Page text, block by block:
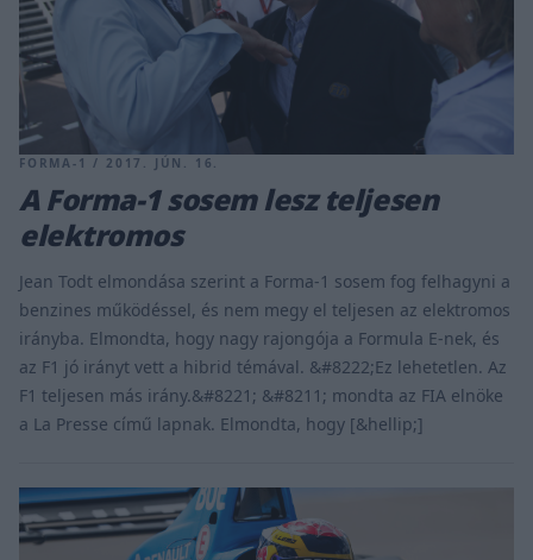
FORMA-1 / 2017. JÚN. 16.
A Forma-1 sosem lesz teljesen
elektromos
Jean Todt elmondása szerint a Forma-1 sosem fog felhagyni a
benzines működéssel, és nem megy el teljesen az elektromos
irányba. Elmondta, hogy nagy rajongója a Formula E-nek, és
az F1 jó irányt vett a hibrid témával. &#8222;Ez lehetetlen. Az
F1 teljesen más irány.&#8221; &#8211; mondta az FIA elnöke
a La Presse című lapnak. Elmondta, hogy [&hellip;]